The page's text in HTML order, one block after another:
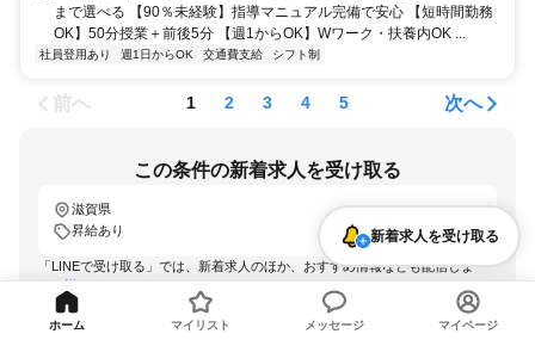
まで選べる 【90％未経験】指導マニュアル完備で安心 【短時間勤務
OK】50分授業＋前後5分 【週1からOK】Wワーク・扶養内OK ...
社員登用あり 週1日からOK 交通費支給 シフト制
前へ 1 2 3 4 5 次へ
この条件の新着求人を受け取る
滋賀県
昇給あり
「LINEで受け取る」では、新着求人のほか、おすすめ情報なども配信しま
す。 詳しくはこちら
LINEで受け取る
新着求人を受け取る
ホーム マイリスト メッセージ マイページ